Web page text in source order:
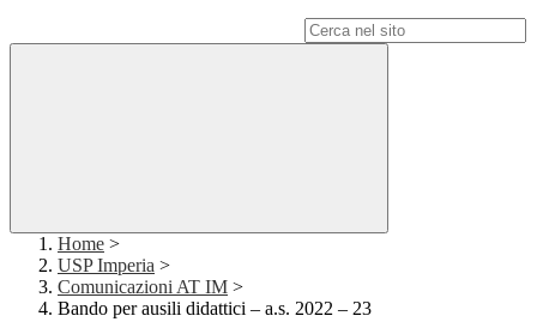
Home >
USP Imperia >
Comunicazioni AT IM >
Bando per ausili didattici – a.s. 2022 – 23